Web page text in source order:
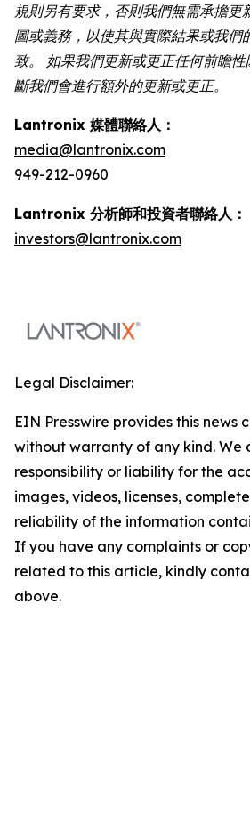
規則另有要求，否則我們無需承擔更
圖或義務，以使其與實際結果或我們
致。 如果我們更新或更正任何前瞻
斷我們會進行額外的更新或更正。
Lantronix 媒體聯絡人：
media@lantronix.com
949-212-0960
Lantronix 分析師和投資者聯絡人：
investors@lantronix.com
Legal Disclaimer:
EIN Presswire provides this news
without warranty of any kind. We
responsibility or liability for the
images, videos, licenses,
reliability of the information
If you have any complaints or
related to this article, kindly
above.